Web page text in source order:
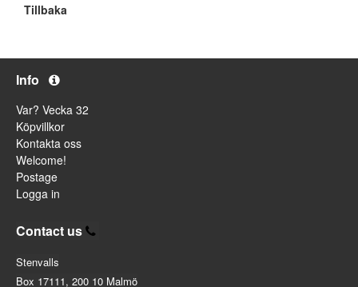
Tillbaka
Info
Var? Vecka 32
Köpvillkor
Kontakta oss
Welcome!
Postage
Logga in
Contact us
Stenvalls
Box 17111, 200 10 Malmö